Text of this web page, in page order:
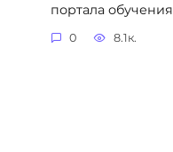
портала обучения
0 8.1к.